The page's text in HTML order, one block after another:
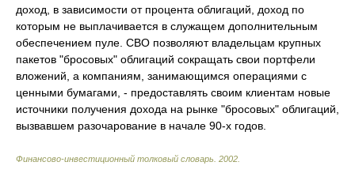
доход, в зависимости от процента облигаций, доход по
которым не выплачивается в служащем дополнительным
обеспечением пуле. СВО позволяют владельцам крупных
пакетов "бросовых" облигаций сокращать свои портфели
вложений, а компаниям, занимающимся операциями с
ценными бумагами, - предоставлять своим клиентам новые
источники получения дохода на рынке "бросовых" облигаций,
вызвавшем разочарование в начале 90-х годов.
Финансово-инвестиционный толковый словарь 2002